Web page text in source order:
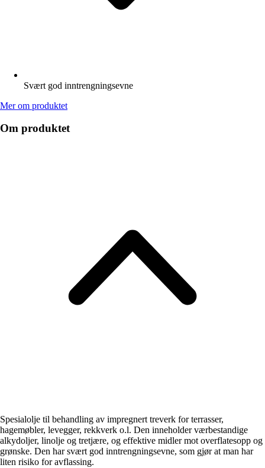
Svært god inntrengningsevne
Mer om produktet
Om produktet
Spesialolje til behandling av impregnert treverk for terrasser,
hagemøbler, levegger, rekkverk o.l. Den inneholder værbestandige
alkydoljer, linolje og tretjære, og effektive midler mot overflatesopp og
grønske. Den har svært god inntrengningsevne, som gjør at man har
liten risiko for avflassing.